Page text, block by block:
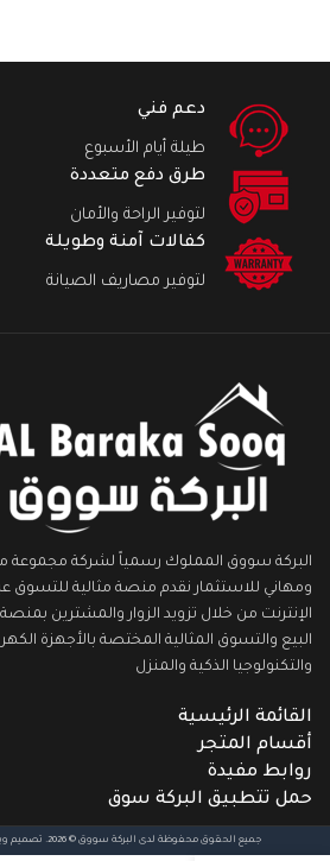
دعم فني
طيلة أيام الأسبوع
طرق دفع متعددة
لتوفير الراحة والأمان
كفالات آمنة وطويلة
لتوفير مصاريف الصيانة
البركة سووق المملوك رسمياً لشركة مجموعة
ومهاني للاستثمار نقدم منصة مثالية للتسوق
الإنترنت من خلال تزويد الزوار والمشترين بمنصة
البيع والتسوق المثالية المختصة بالأجهزة
والتكنولوجيا الذكية والمنزل
القائمة الرئيسية
أقسام المتجر
روابط مفيدة
حمل تتطبيق البركة سوق
جميع الحقوق محفوظة لدى البركة سووق © 2026. تصميم وبرمجة